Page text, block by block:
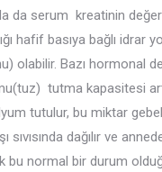
da serum kreatinin
hafif basıya bağlı idrar
olabilir. Bazı hormonal
tutma kapasitesi
tutulur, bu miktar
sıvısında dağılır ve
bu normal bir durum